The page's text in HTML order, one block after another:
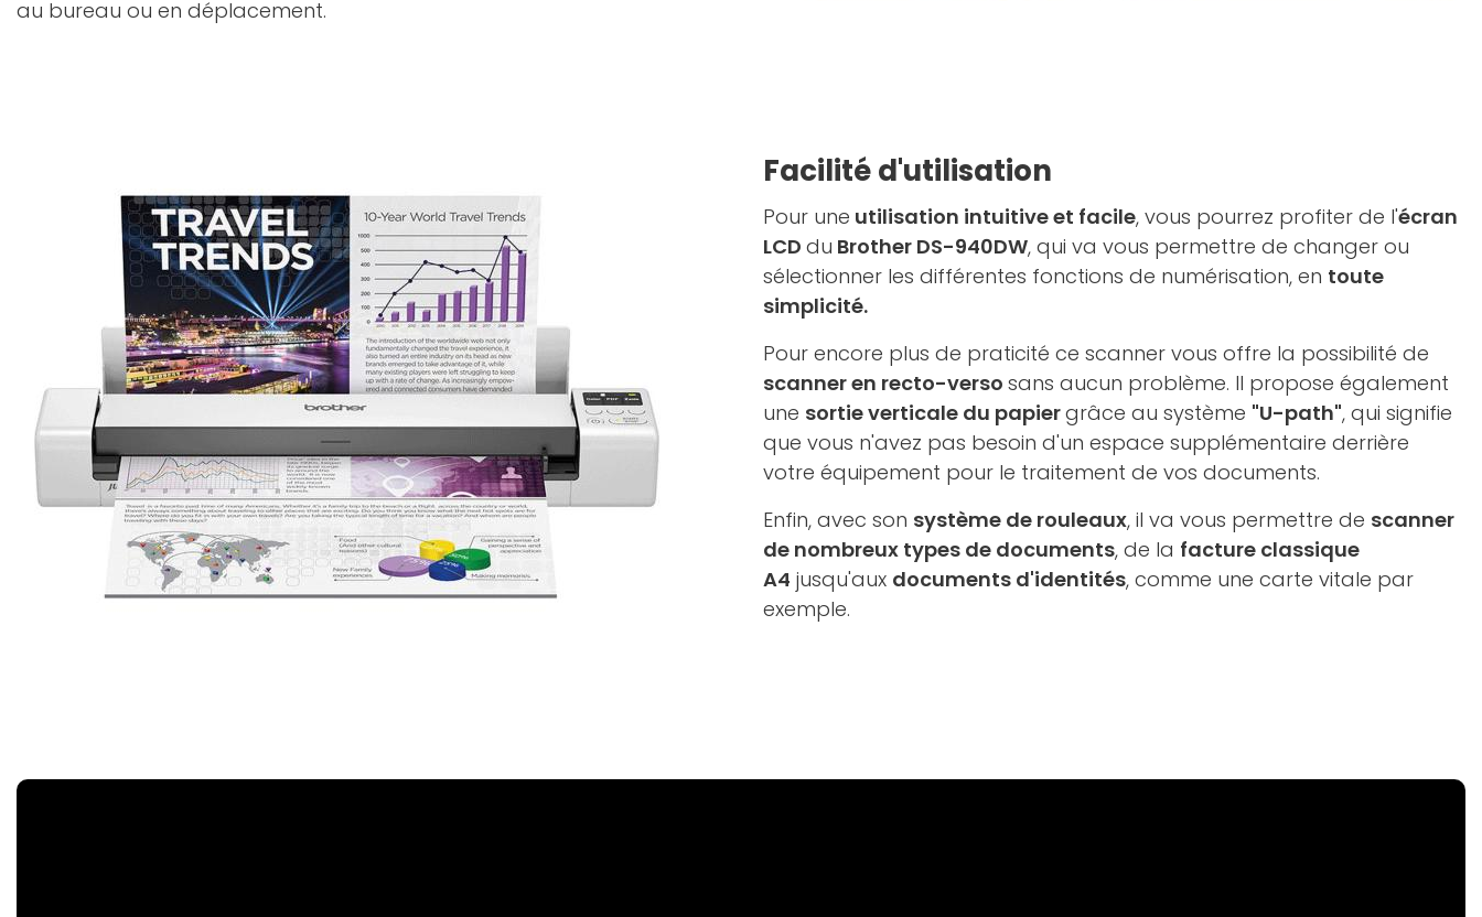
au bureau ou en déplacement.
Facilité d'utilisation
Pour une utilisation intuitive et facile, vous pourrez profiter de l'écran
LCD du Brother DS-940DW, qui va vous permettre de changer ou
sélectionner les différentes fonctions de numérisation, en toute
simplicité.
Pour encore plus de praticité ce scanner vous offre la possibilité de
scanner en recto-verso sans aucun problème. Il propose également
une sortie verticale du papiergrâce au système "U-path", qui signifie
que vous n'avez pas besoin d'un espace supplémentaire derrière
votre équipement pour le traitement de vos documents.
Enfin, avec son système de rouleaux, il va vous permettre de scanner
de nombreux types de documents, de la facture classique
A4 jusqu'aux documents d'identités, comme une carte vitale par
exemple.